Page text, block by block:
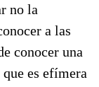
no la
a las
conocer una
es efímera